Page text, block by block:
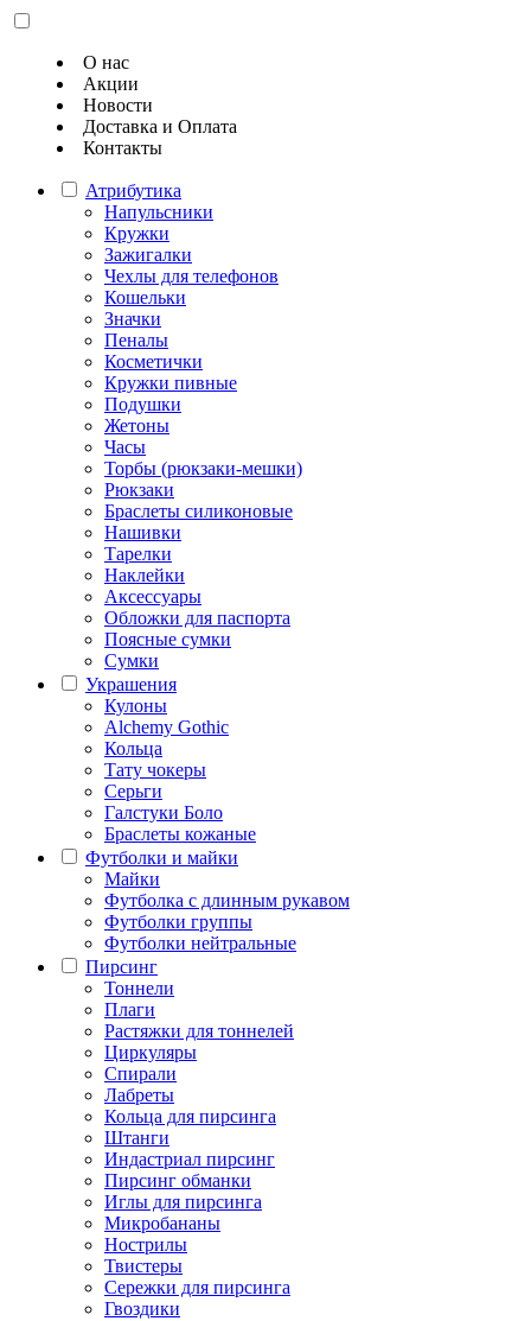
О нас
Акции
Новости
Доставка и Оплата
Контакты
Атрибутика
Напульсники
Кружки
Зажигалки
Чехлы для телефонов
Кошельки
Значки
Пеналы
Косметички
Кружки пивные
Подушки
Жетоны
Часы
Торбы (рюкзаки-мешки)
Рюкзаки
Браслеты силиконовые
Нашивки
Тарелки
Наклейки
Аксессуары
Обложки для паспорта
Поясные сумки
Сумки
Украшения
Кулоны
Alchemy Gothic
Кольца
Тату чокеры
Серьги
Галстуки Боло
Браслеты кожаные
Футболки и майки
Майки
Футболка с длинным рукавом
Футболки группы
Футболки нейтральные
Пирсинг
Тоннели
Плаги
Растяжки для тоннелей
Циркуляры
Спирали
Лабреты
Кольца для пирсинга
Штанги
Индастриал пирсинг
Пирсинг обманки
Иглы для пирсинга
Микробананы
Нострилы
Твистеры
Сережки для пирсинга
Гвоздики